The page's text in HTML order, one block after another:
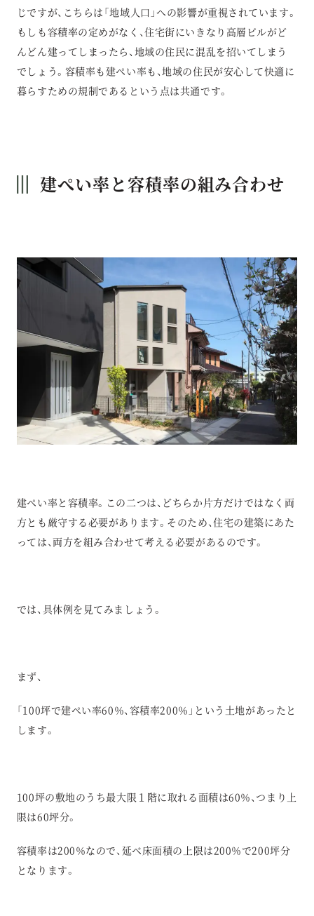
じですが、こちらは「地域人口」への影響が重視されています。
もしも容積率の定めがなく、住宅街にいきなり高層ビルがど
んどん建ってしまったら、地域の住民に混乱を招いてしまう
でしょう。容積率も建ぺい率も、地域の住民が安心して快適に
暮らすための規制であるという点は共通です。
建ぺい率と容積率の組み合わせ
建ぺい率と容積率。この二つは、どちらか片方だけではなく両
方とも厳守する必要があります。そのため、住宅の建築にあた
っては、両方を組み合わせて考える必要があるのです。
では、具体例を見てみましょう。
まず、
「100坪で建ぺい率60％、容積率200％」という土地があったと
します。
100坪の敷地のうち最大限１階に取れる面積は60％、つまり上
限は60坪分。
容積率は200％なので、延べ床面積の上限は200％で200坪分
となります。